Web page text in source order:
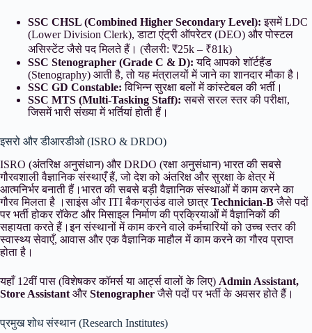
SSC CHSL (Combined Higher Secondary Level): इसमें LDC
(Lower Division Clerk), डाटा एंट्री ऑपरेटर (DEO) और पोस्टल
असिस्टेंट जैसे पद मिलते हैं। (सैलरी: ₹25k – ₹81k)
SSC Stenographer (Grade C & D): यदि आपको शॉर्टहैंड
(Stenography) आती है, तो यह मंत्रालयों में जाने का शानदार मौका है।
SSC GD Constable: विभिन्न सुरक्षा बलों में कांस्टेबल की भर्ती।
SSC MTS (Multi-Tasking Staff): सबसे सरल स्तर की परीक्षा,
जिसमें भारी संख्या में भर्तियां होती हैं।
इसरो और डीआरडीओ (ISRO & DRDO)
ISRO (अंतरिक्ष अनुसंधान) और DRDO (रक्षा अनुसंधान) भारत की सबसे
गौरवशाली वैज्ञानिक संस्थाएँ हैं, जो देश को अंतरिक्ष और सुरक्षा के क्षेत्र में
आत्मनिर्भर बनाती हैं।भारत की सबसे बड़ी वैज्ञानिक संस्थाओं में काम करने का
गौरव मिलता है ।साइंस और ITI बैकग्राउंड वाले छात्रTechnician-Bजैसे पदों
पर भर्ती होकर रॉकेट और मिसाइल निर्माण की प्रक्रियाओं में वैज्ञानिकों की
सहायता करते हैं।इन संस्थानों में काम करने वाले कर्मचारियों को उच्च स्तर की
स्वास्थ्य सेवाएँ, आवास और एक वैज्ञानिक माहौल में काम करने का गौरव प्राप्त
होता है।
यहाँ 12वीं पास (विशेषकर कॉमर्स या आर्ट्स वालों के लिए) Admin Assistant,
Store Assistant औरStenographerजैसे पदों पर भर्ती के अवसर होते हैं।
प्रमुख शोध संस्थान (Research Institutes)